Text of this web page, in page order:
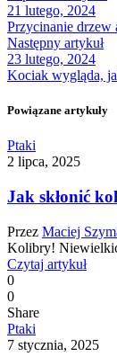
21 lutego, 2024
Przycinanie drzew
Następny artykuł
23 lutego, 2024
Kociak wygląda,
Powiązane artykuły
Ptaki
2 lipca, 2025
Jak skłonić
Przez Maciej
Kolibry!
Czytaj artykuł
0
0
Share
Ptaki
7 stycznia, 2025